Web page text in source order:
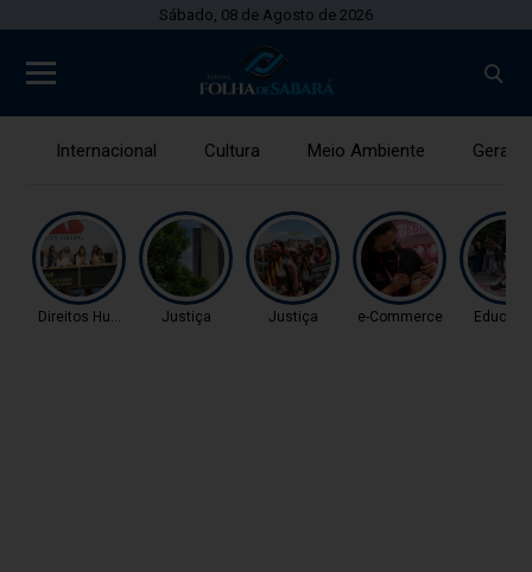
Sábado, 08 de Agosto de 2026
Internacional Cultura Meio Ambiente Gerais
Direitos Humanos Justiça Justiça e-Commerce